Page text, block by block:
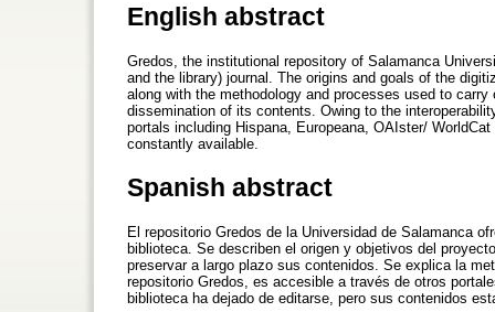
English abstract
Gredos, the institutional repository of Salamanca
and the library) journal. The origins and goals of the
along with the methodology and processes used to
dissemination of its contents. Owing to the
portals including Hispana, Europeana, OAIster/
constantly available.
Spanish abstract
El repositorio Gredos de la Universidad de Salamanca
biblioteca. Se describen el origen y objetivos del
preservar a largo plazo sus contenidos. Se explica la
repositorio Gredos, es accesible a través de otros
biblioteca ha dejado de editarse, pero sus contenidos